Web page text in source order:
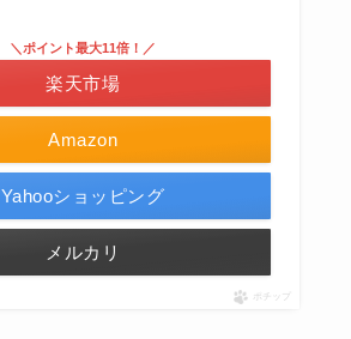
Amazon
＼ポイント最大11倍！／
楽天市場
Yahooショッピング
メルカリ
ポチップ